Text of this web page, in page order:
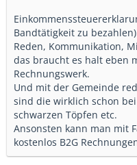
das geht nur mit Reden,
Vertrauen. Ohne das
und Rechnungswerk.
Und mit der Gemeinde
sind die wirklich schon bei
schwarzen Töpfen etc.
Ansonsten kann man mit
kostenlos B2G
Bandtätigkeit zu
Reden, Kommunikation,
das braucht es halt eben
Rechnungswerk.
Und mit der Gemeinde
sind die wirklich schon
schwarzen Töpfen etc.
Ansonsten kann man mit
kostenlos B2G